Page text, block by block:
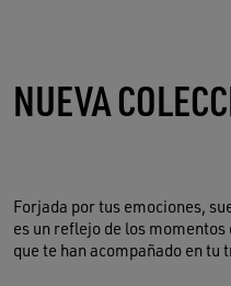
NUEVA
Forjada por tus emociones,
es un reflejo de los
que te han acompañado en tu